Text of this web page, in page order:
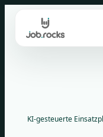
content
KI-gesteuerte